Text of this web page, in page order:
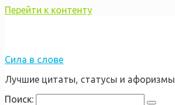
Перейти к контенту
Сила в слове
Лучшие цитаты, статусы и афоризмы
Поиск: